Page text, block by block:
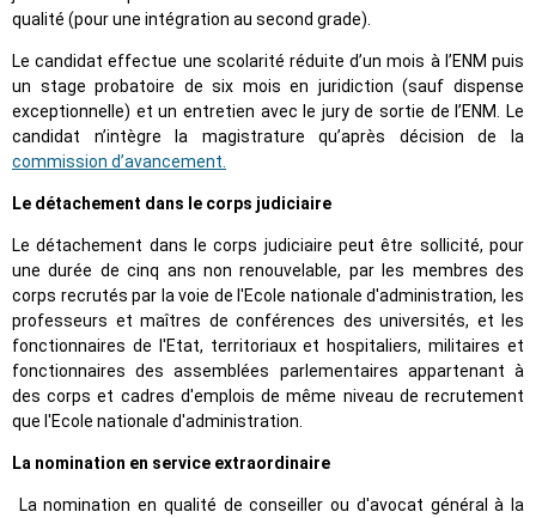
qualité (pour une intégration au second grade).
Le candidat effectue une scolarité réduite d’un mois à l’ENM puis
un stage probatoire de six mois en juridiction (sauf dispense
exceptionnelle) et un entretien avec le jury de sortie de l’ENM. Le
candidat n’intègre la magistrature qu’après décision de la
commission d’avancement.
Le détachement dans le corps judiciaire
Le détachement dans le corps judiciaire peut être sollicité, pour
une durée de cinq ans non renouvelable, par les membres des
corps recrutés par la voie de l'Ecole nationale d'administration, les
professeurs et maîtres de conférences des universités, et les
fonctionnaires de l'Etat, territoriaux et hospitaliers, militaires et
fonctionnaires des assemblées parlementaires appartenant à
des corps et cadres d'emplois de même niveau de recrutement
que l'Ecole nationale d'administration.
La nomination en service extraordinaire
La nomination en qualité de conseiller ou d'avocat général à la